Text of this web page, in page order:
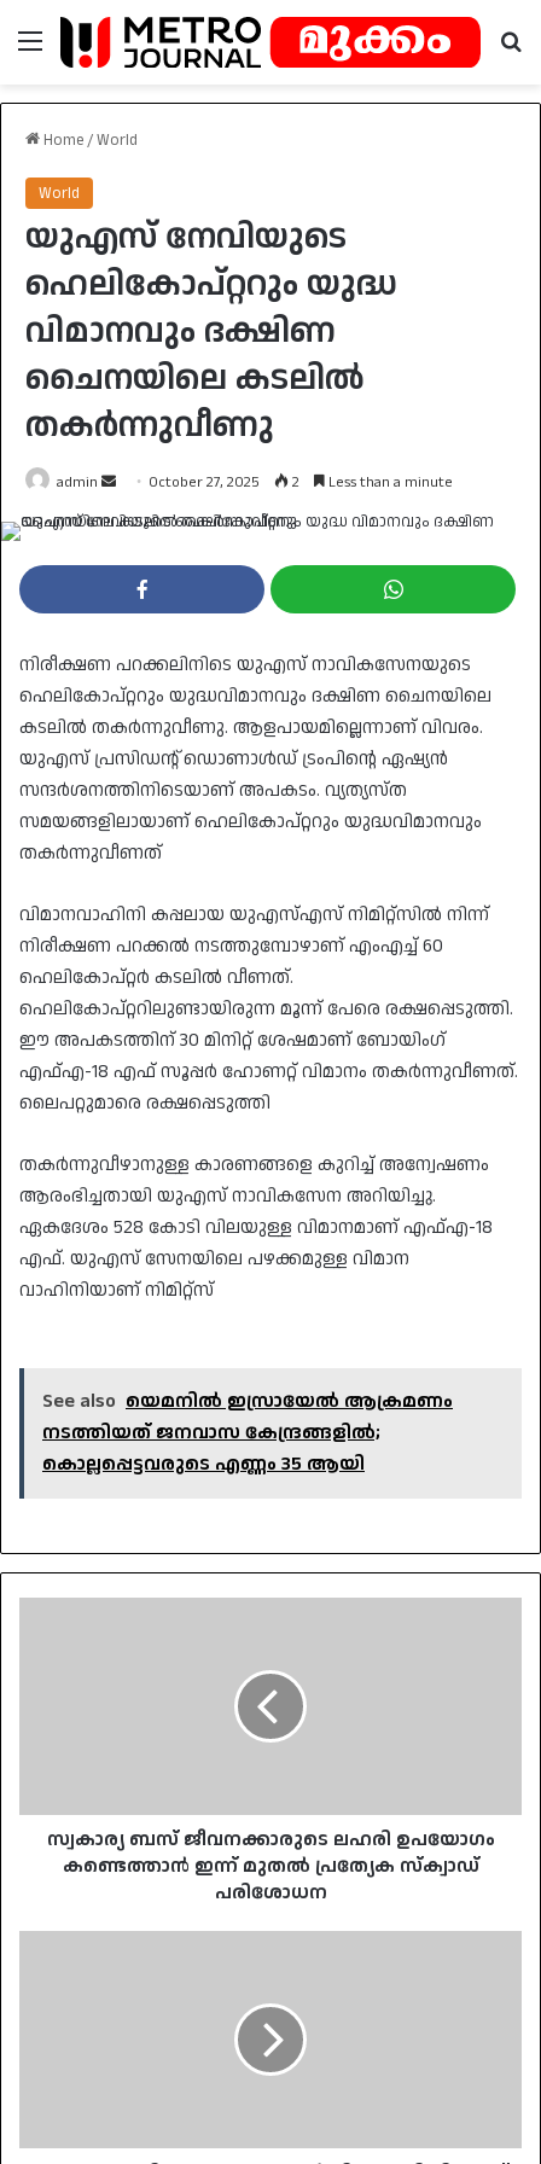
Menu
Home /World
World
യുഎസ് നേവിയുടെ
ഹെലികോപ്റ്ററും യുദ്ധ
വിമാനവും ദക്ഷിണ
ചൈനയിലെ കടലിൽ
തകർന്നുവീണു
admin
Send
an
October 27, 2025 2 Less than a minute
നിരീക്ഷണ പറക്കലിനിടെ യുഎസ് നാവികസേനയുടെ
ഹെലികോപ്റ്ററും യുദ്ധവിമാനവും ദക്ഷിണ ചൈനയിലെ
കടലിൽ തകർന്നുവീണു. ആളപായമില്ലെന്നാണ് വിവരം.
യുഎസ് പ്രസിഡന്റ് ഡൊണാൾഡ് ട്രംപിന്റെ ഏഷ്യൻ
സന്ദർശനത്തിനിടെയാണ് അപകടം. വ്യത്യസ്ത
സമയങ്ങളിലായാണ് ഹെലികോപ്റ്ററും യുദ്ധവിമാനവും
തകർന്നുവീണത്
വിമാനവാഹിനി കപ്പലായ യുഎസ്എസ് നിമിറ്റ്‌സിൽ നിന്ന്
നിരീക്ഷണ പറക്കൽ നടത്തുമ്പോഴാണ് എംഎച്ച് 60
ഹെലികോപ്റ്റർ കടലിൽ വീണത്.
ഹെലികോപ്റ്ററിലുണ്ടായിരുന്ന മൂന്ന് പേരെ രക്ഷപ്പെടുത്തി.
ഈ അപകടത്തിന് 30 മിനിറ്റ് ശേഷമാണ് ബോയിംഗ്
എഫ്എ-18 എഫ് സൂപ്പർ ഹോണറ്റ് വിമാനം തകർന്നുവീണത്.
ലൈപറ്റുമാരെ രക്ഷപ്പെടുത്തി
തകർന്നുവീഴാനുള്ള കാരണങ്ങളെ കുറിച്ച് അന്വേഷണം
ആരംഭിച്ചതായി യുഎസ് നാവികസേന അറിയിച്ചു.
ഏകദേശം 528 കോടി വിലയുള്ള വിമാനമാണ് എഫ്എ-18
എഫ്. യുഎസ് സേനയിലെ പഴക്കമുള്ള വിമാന
വാഹിനിയാണ് നിമിറ്റ്‌സ്‌
See also യെമനിൽ ഇസ്രായേൽ ആക്രമണം
നടത്തിയത് ജനവാസ കേന്ദ്രങ്ങളിൽ;
കൊല്ലപ്പെട്ടവരുടെ എണ്ണം 35 ആയി
പ്രത്യേക
സ്‌ക്വാഡ്
പരിശോധന
സ്വകാര്യ ബസ് ജീവനക്കാരുടെ ലഹരി ഉപയോഗം
കണ്ടെത്താൻ ഇന്ന് മുതൽ പ്രത്യേക സ്‌ക്വാഡ്
പരിശോധന